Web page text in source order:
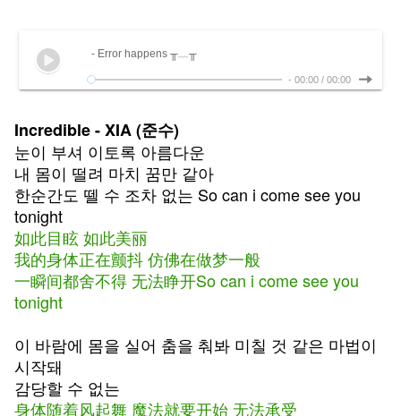
- Error happens ╥﹏╥
- 00:00 / 00:00
Incredible - XIA (준수)
눈이 부셔 이토록 아름다운
내 몸이 떨려 마치 꿈만 같아
한순간도 뗄 수 조차 없는 So can i come see you
tonight
如此目眩 如此美丽
我的身体正在颤抖 仿佛在做梦一般
一瞬间都舍不得 无法睁开So can i come see you
tonight
이 바람에 몸을 실어 춤을 춰봐 미칠 것 같은 마법이
시작돼
감당할 수 없는
身体随着风起舞 魔法就要开始 无法承受